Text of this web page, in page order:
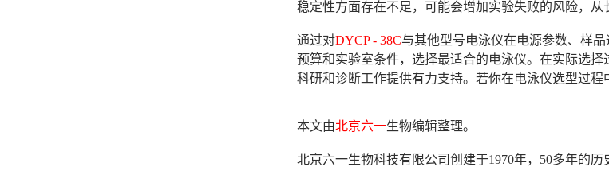
稳定性方面存在不足，可能会增加实验失败的风险，从
通过对DYCP - 38C与其他型号电泳仪在电源参数、样
预算和实验室条件，选择最适合的电泳仪。在实际选
科研和诊断工作提供有力支持。若你在电泳仪选型过程
本文由北京六一生物编辑整理。
北京六一生物科技有限公司创建于1970年，50多年的